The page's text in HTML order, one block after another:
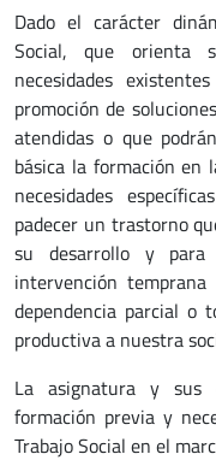
Dado el carácter
Social, que orienta
necesidades
promoción de
atendidas o que
básica la formación en
necesidades
padecer un trastorno
su desarrollo y
intervención
dependencia parcial o
productiva a nuestra
La asignatura y sus
formación previa y
Trabajo Social en el